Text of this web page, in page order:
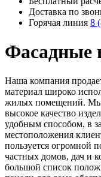
Доставка по
Горячая линия 8
Фасадные
Наша компания
материал широко
жилых помещений. Мы
высокое качество
удобным способом, в
местоположения
пользуется огромной
частных домов, дач и
большой список